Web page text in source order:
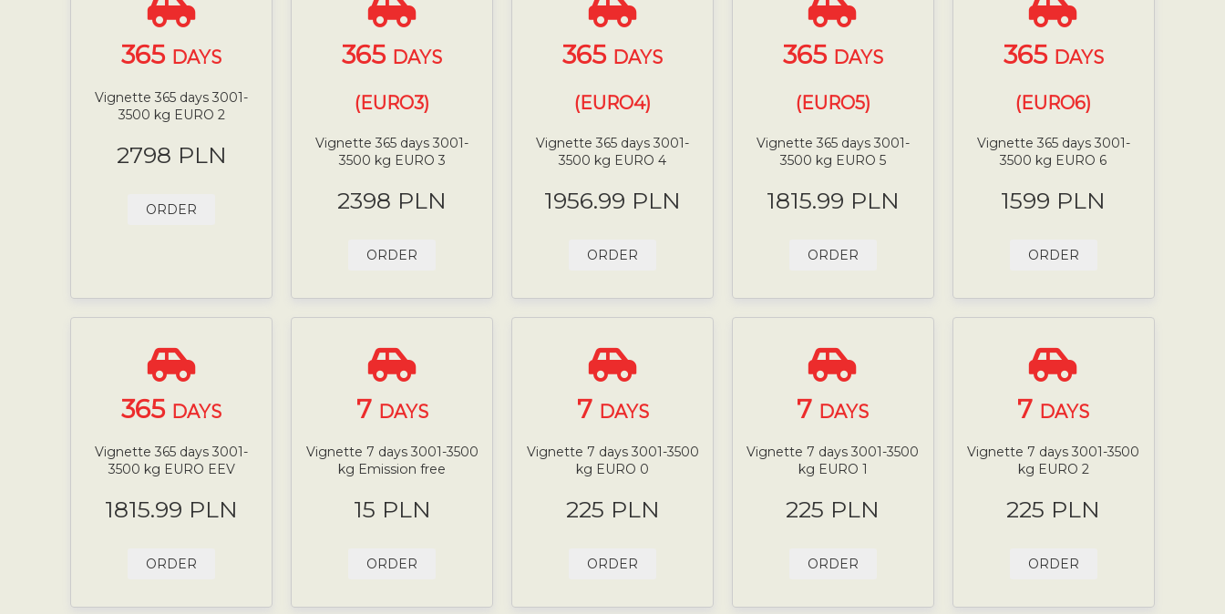
365 DAYS
Vignette 365 days 3001-
3500 kg EURO 2
2798 PLN
ORDER
365 DAYS
(EURO3)
Vignette 365 days 3001-
3500 kg EURO 3
2398 PLN
ORDER
365 DAYS
(EURO4)
Vignette 365 days 3001-
3500 kg EURO 4
1956.99 PLN
ORDER
365 DAYS
(EURO5)
Vignette 365 days 3001-
3500 kg EURO 5
1815.99 PLN
ORDER
365 DAYS
(EURO6)
Vignette 365 days 3001-
3500 kg EURO 6
1599 PLN
ORDER
365 DAYS
Vignette 365 days 3001-
3500 kg EURO EEV
1815.99 PLN
ORDER
7 DAYS
Vignette 7 days 3001-3500
kg Emission free
15 PLN
ORDER
7 DAYS
Vignette 7 days 3001-3500
kg EURO 0
225 PLN
ORDER
7 DAYS
Vignette 7 days 3001-3500
kg EURO 1
225 PLN
ORDER
7 DAYS
Vignette 7 days 3001-3500
kg EURO 2
225 PLN
ORDER